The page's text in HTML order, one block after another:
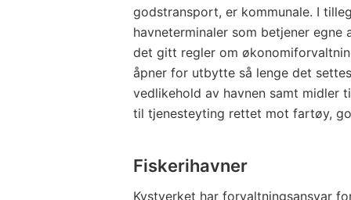
godstransport, er kommunale. I
havneterminaler som betjener
det gitt regler om
åpner for utbytte så lenge det
vedlikehold av havnen samt midler
til tjenesteyting rettet mot fartøy,
Fiskerihavner
Kystverket har forvaltningsansvar